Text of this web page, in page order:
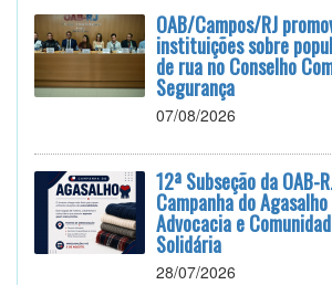
OAB/Campos/RJ
instituições sobre
de rua no Conselho
Segurança
07/08/2026
12ª Subseção da OAB-
Campanha do
Advocacia e
Solidária
28/07/2026